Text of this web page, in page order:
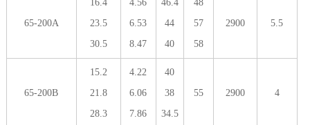
65-200A
16.4
23.5
30.5
4.56
6.53
8.47
46.4
44
40
48
57
58
2900 5.5
65-200B
15.2
21.8
28.3
4.22
6.06
7.86
40
38
34.5
55 2900 4